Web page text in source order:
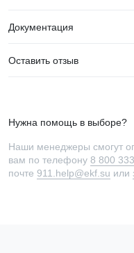
Документация
Оставить отзыв
Нужна помощь в выборе?
Наши менеджеры смогут
вам по телефону 8 800
почте 911.help@ekf.su или